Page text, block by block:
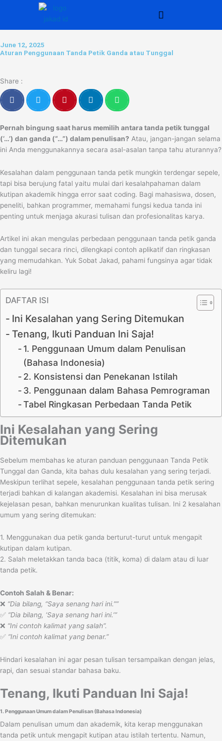
June 12, 2025
Aturan Penggunaan Tanda Petik Ganda atau Tunggal
Share :
Pernah bingung saat harus memilih antara tanda petik tunggal
(‘…’) dan ganda (“…”) dalam penulisan? Atau, jangan-jangan selama
ini Anda menggunakannya secara asal-asalan tanpa tahu aturannya?
Kesalahan dalam penggunaan tanda petik mungkin terdengar sepele,
tapi bisa berujung fatal yaitu mulai dari kesalahpahaman dalam
kutipan akademik hingga error saat coding. Bagi mahasiswa, dosen,
peneliti, bahkan programmer, memahami fungsi kedua tanda ini
penting untuk menjaga akurasi tulisan dan profesionalitas karya.
Artikel ini akan mengulas perbedaan penggunaan tanda petik ganda
dan tunggal secara rinci, dilengkapi contoh aplikatif dan ringkasan
yang memudahkan. Yuk Sobat Jakad, pahami fungsinya agar tidak
keliru lagi!
DAFTAR ISI
Ini Kesalahan yang Sering Ditemukan
Tenang, Ikuti Panduan Ini Saja!
1. Penggunaan Umum dalam Penulisan
(Bahasa Indonesia)
2. Konsistensi dan Penekanan Istilah
3. Penggunaan dalam Bahasa Pemrograman
Tabel Ringkasan Perbedaan Tanda Petik
Ini Kesalahan yang Sering
Ditemukan
Sebelum membahas ke aturan panduan penggunaan Tanda Petik
Tunggal dan Ganda, kita bahas dulu kesalahan yang sering terjadi.
Meskipun terlihat sepele, kesalahan penggunaan tanda petik sering
terjadi bahkan di kalangan akademisi. Kesalahan ini bisa merusak
kejelasan pesan, bahkan menurunkan kualitas tulisan. Ini 2 kesalahan
umum yang sering ditemukan:
1. Menggunakan dua petik ganda berturut-turut untuk mengapit
kutipan dalam kutipan.
2. Salah meletakkan tanda baca (titik, koma) di dalam atau di luar
tanda petik.
Contoh Salah & Benar:
❌ “Dia bilang, “Saya senang hari ini.””
✅ “Dia bilang, ‘Saya senang hari ini.’”
❌ “Ini contoh kalimat yang salah”.
✅ “Ini contoh kalimat yang benar.”
Hindari kesalahan ini agar pesan tulisan tersampaikan dengan jelas,
rapi, dan sesuai standar bahasa baku.
Tenang, Ikuti Panduan Ini Saja!
1. Penggunaan Umum dalam Penulisan (Bahasa Indonesia)
Dalam penulisan umum dan akademik, kita kerap menggunakan
tanda petik untuk mengapit kutipan atau istilah tertentu. Namun,